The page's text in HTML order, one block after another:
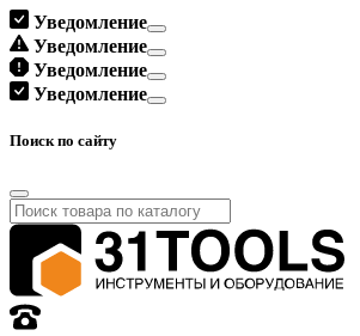
Уведомление
Уведомление
Уведомление
Уведомление
Поиск по сайту